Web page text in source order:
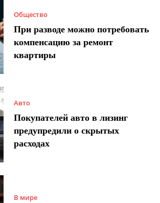
Общество
При разводе можно потребовать
компенсацию за ремонт
квартиры
Авто
Покупателей авто в лизинг
предупредили о скрытых
расходах
В мире